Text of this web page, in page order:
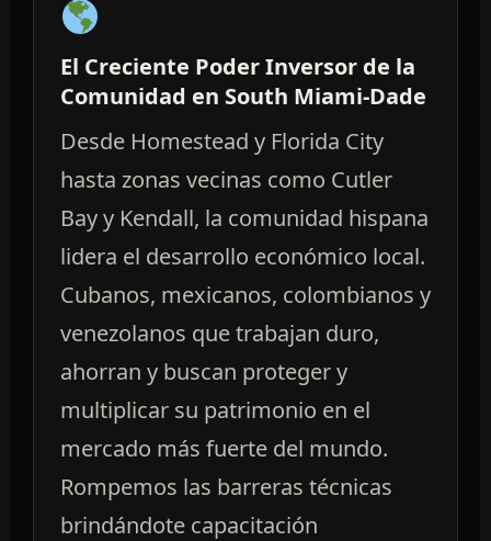
El Creciente Poder Inversor de la
Comunidad en South Miami-Dade
Desde Homestead y Florida City
hasta zonas vecinas como Cutler
Bay y Kendall, la comunidad hispana
lidera el desarrollo económico local.
Cubanos, mexicanos, colombianos y
venezolanos que trabajan duro,
ahorran y buscan proteger y
multiplicar su patrimonio en el
mercado más fuerte del mundo.
Rompemos las barreras técnicas
brindándote capacitación